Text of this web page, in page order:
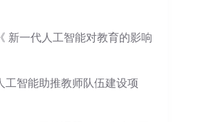
新一代人工智能对教育的影响
工智能助推教师队伍建设项